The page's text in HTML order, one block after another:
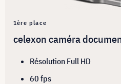
1ère place
celexon caméra
Résolution Full HD
60 fps